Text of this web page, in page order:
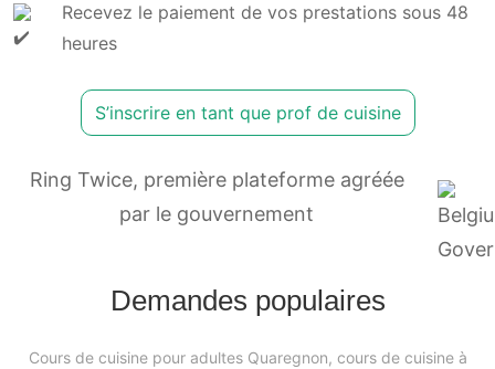
Recevez le paiement de vos prestations sous 48
heures
S’inscrire en tant que prof de cuisine
Ring Twice, première plateforme agréée
par le gouvernement
Demandes populaires
Cours de cuisine pour adultes Quaregnon, cours de cuisine à